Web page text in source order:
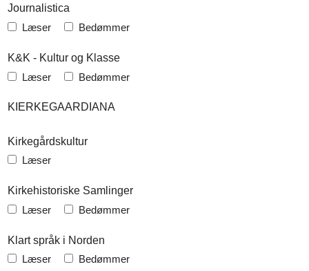
Journalistica
Læser Bedømmer
K&K - Kultur og Klasse
Læser Bedømmer
KIERKEGAARDIANA
Kirkegårdskultur
Læser
Kirkehistoriske Samlinger
Læser Bedømmer
Klart språk i Norden
Læser Bedømmer